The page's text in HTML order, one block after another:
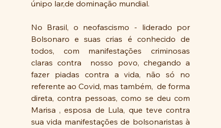
únipo lar,de dominação mundial.
No Brasil, o neofascismo - liderado por
Bolsonaro e suas crias é conhecido de
todos, com manifestações criminosas
claras contra  nosso povo, chegando a
fazer piadas contra a vida, não só no
referente ao Covid, mas também,  de forma
direta, contra pessoas, como se deu com
Marisa , esposa de Lula, que teve contra
sua vida manifestações de bolsonaristas à